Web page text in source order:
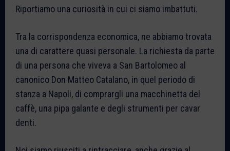
Riportiamo una curiosità in cui ci siamo imbattuti.
Tra la corrispondenza economica, ne abbiamo trovata
una di carattere quasi personale. La richiesta da parte
di una persona che viveva a San Bartolomeo al
canonico Don Matteo Catalano, in quel periodo di
stanza a Napoli, di comprargli una macchinetta del
caffè, una pipa galante e degli strumenti per cavar
denti.